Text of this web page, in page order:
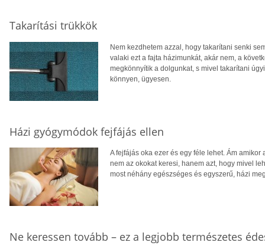
Takarítási trükkök
Nem kezdhetem azzal, hogy takarítani senki
valaki ezt a fajta házimunkát, akár nem, a
megkönnyítik a dolgunkat, s mivel takarítani
könnyen, ügyesen.
Házi gyógymódok fejfájás ellen
A fejfájás oka ezer és egy féle lehet. Ám
nem az okokat keresi, hanem azt, hogy mivel
most néhány egészséges és egyszerű, házi
Ne keressen tovább – ez a legjobb természetes